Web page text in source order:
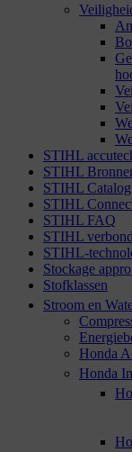
STIHL
STIHL
STIHL
STIHL
STIHL FAQ
STIHL
STIHL-
Stockage
Stofklassen
Stroom en
Honda
Honda